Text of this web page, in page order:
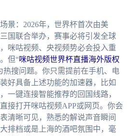
景：2026年，世界杯首次由美
国联合举办，赛事必将引发全球
咪咕视频、央视频势必会投入重
但“咪咕视频世界杯直播海外版权
热搜问题。你只需提前在手机、电
好具备上述功能的加速器，比如
一键连接智能推荐的回国线路，
接打开咪咕视频APP或网页。你会
清晰可见，熟悉的解说声音瞬间
排档或是上海的酒吧氛围中，毫